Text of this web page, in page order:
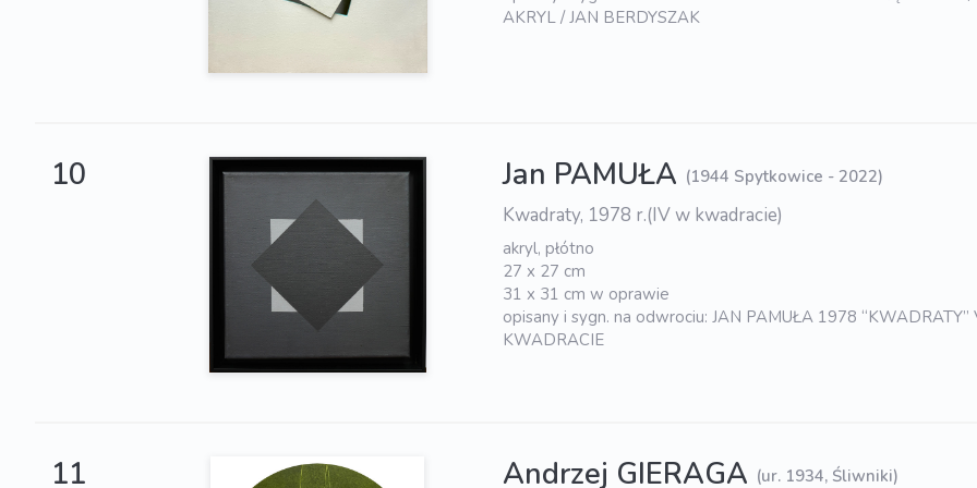
AKRYL / JAN BERDYSZAK
10 Jan PAMUŁA (1944 Spytkowice - 2022)
Kwadraty, 1978 r.(IV w kwadracie)
akryl, płótno
27 x 27 cm
31 x 31 cm w oprawie
opisany i sygn. na odwrociu: JAN PAMUŁA 1978 “KWADRATY”
KWADRACIE
11 Andrzej GIERAGA (ur. 1934, Śliwniki)